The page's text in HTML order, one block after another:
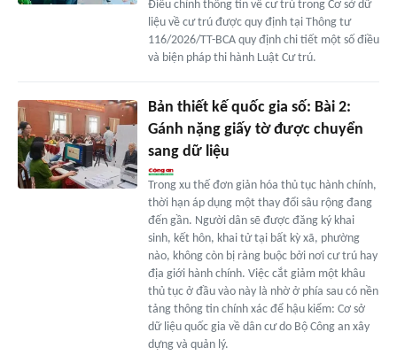
Điều chỉnh thông tin về cư trú trong Cơ sở dữ
liệu về cư trú được quy định tại Thông tư
116/2026/TT-BCA quy định chi tiết một số điều
và biện pháp thi hành Luật Cư trú.
Bản thiết kế quốc gia số: Bài 2:
Gánh nặng giấy tờ được chuyển
sang dữ liệu
Trong xu thế đơn giản hóa thủ tục hành chính,
thời hạn áp dụng một thay đổi sâu rộng đang
đến gần. Người dân sẽ được đăng ký khai
sinh, kết hôn, khai tử tại bất kỳ xã, phường
nào, không còn bị ràng buộc bởi nơi cư trú hay
địa giới hành chính. Việc cắt giảm một khâu
thủ tục ở đầu vào này là nhờ ở phía sau có nền
tảng thông tin chính xác để hậu kiểm: Cơ sở
dữ liệu quốc gia về dân cư do Bộ Công an xây
dựng và quản lý.